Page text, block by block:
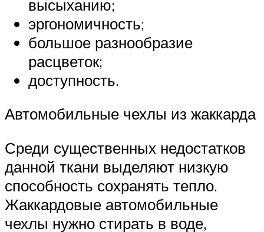
высыханию;
эргономичность;
большое разнообразие
расцветок;
доступность.
Автомобильные чехлы из жаккарда
Среди существенных недостатков
данной ткани выделяют низкую
способность сохранять тепло.
Жаккардовые автомобильные
чехлы нужно стирать в воде,